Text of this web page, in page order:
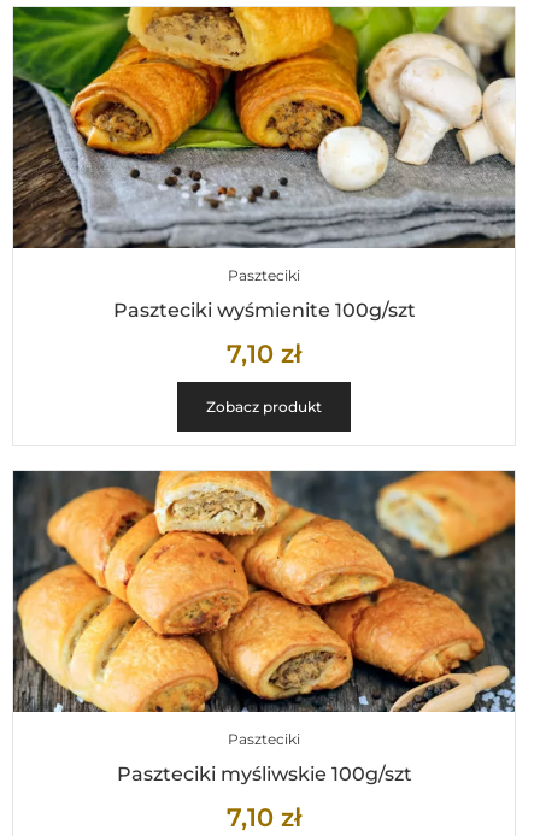
Paszteciki
Paszteciki wyśmienite 100g/szt
7,10 zł
Zobacz produkt
Paszteciki
Paszteciki myśliwskie 100g/szt
7,10 zł